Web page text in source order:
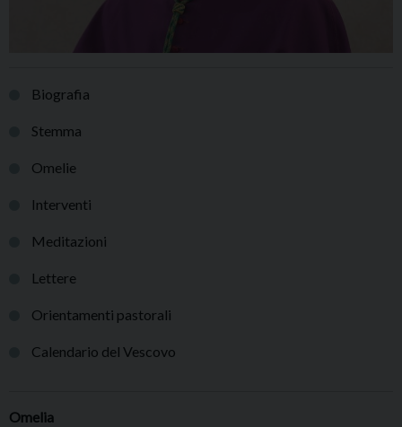
Biografia
Stemma
Omelie
Interventi
Meditazioni
Lettere
Orientamenti pastorali
Calendario del Vescovo
Omelia